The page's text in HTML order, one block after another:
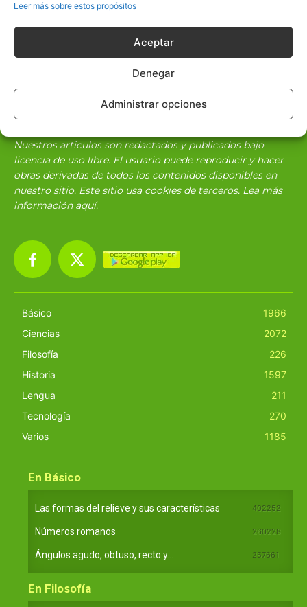
Leer más sobre estos propósitos
Aceptar
Denegar
Administrar opciones
escuelapedia
Nuestros articulos son redactados y publicados bajo
licencia de uso libre. El usuario puede reproducir y hacer
obras derivadas de todos los contenidos disponibles en
nuestro sitio. Este sitio usa cookies de terceros. Lea más
información aquí.
Básico
1966
Ciencias
2072
Filosofía
226
Historia
1597
Lengua
211
Tecnología
270
Varios
1185
En Básico
Las formas del relieve y sus características 402252
Números romanos 260228
Ángulos agudo, obtuso, recto y... 257661
En Filosofía